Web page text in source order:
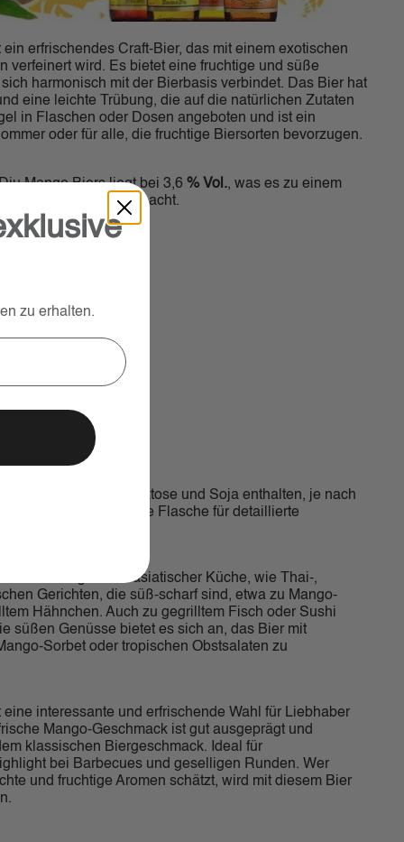
erfrischendes Craft-Bier, das mit einem exotischen
verfeinert wird. Es bietet eine fruchtige und süße
harmonisch mit der Bierbasis verbindet. Das Bier hat
eine leichte Trübung, die auf die natürlichen Zutaten
in Flaschen oder Dosen angeboten und ist ein
oder für alle, die fruchtige Biersorten bevorzugen.
Mango Biers liegt bei 3,6 % Vol., was es zu einem
Gelegenheiten macht.
Allergenen wie Laktose und Soja enthalten, je nach
Es wird empfohlen, die Flasche für detaillierte
hervorragend zu asiatischer Küche, wie Thai-,
Gerichten, die süß-scharf sind, etwa zu Mango-
Hähnchen. Auch zu gegrilltem Fisch oder Sushi
süßen Genüsse bietet es sich an, das Bier mit
Sorbet oder tropischen Obstsalaten zu
interessante und erfrischende Wahl für Liebhaber
Mango-Geschmack ist gut ausgeprägt und
klassischen Biergeschmack. Ideal für
bei Barbecues und geselligen Runden. Wer
und fruchtige Aromen schätzt, wird mit diesem Bier
zu erhalten.